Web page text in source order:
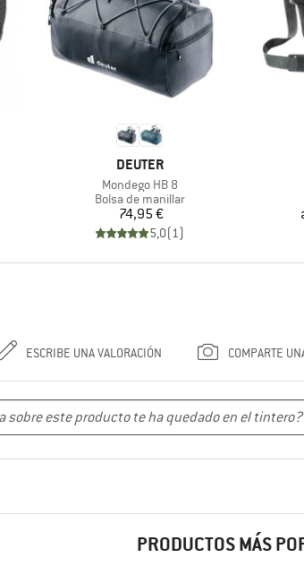
MARCA
DEUTER
Artículo
Mondego HB 8
Product group
Bolsa de manillar
Precio
74,95 €
5,0(1)
ESCRIBE UNA VALORACIÓN COMPARTE
PRODUCTOS MÁS